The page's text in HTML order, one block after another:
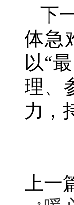
下
体急
以“
理、
力，
上一